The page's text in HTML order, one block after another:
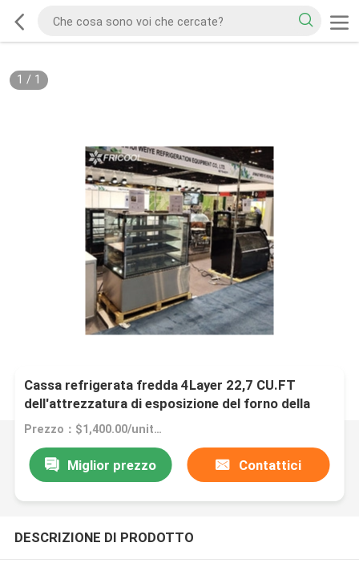
1 / 1
Cassa refrigerata fredda 4Layer 22,7 CU.FT
dell'attrezzatura di esposizione del forno della
pasticceria dell'OEM Prezzo：$1,400.00/units 1-4 units
Miglior prezzo Contattici
DESCRIZIONE DI PRODOTTO